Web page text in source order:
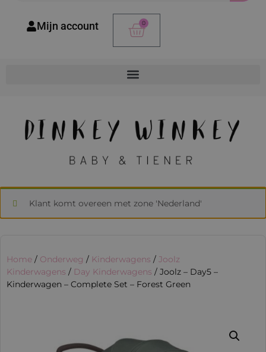
Mijn account 0
Klant komt overeen met zone 'Nederland'
Home / Onderweg / Kinderwagens / Joolz
Kinderwagens / Day Kinderwagens / Joolz – Day5 –
Kinderwagen – Complete Set – Forest Green